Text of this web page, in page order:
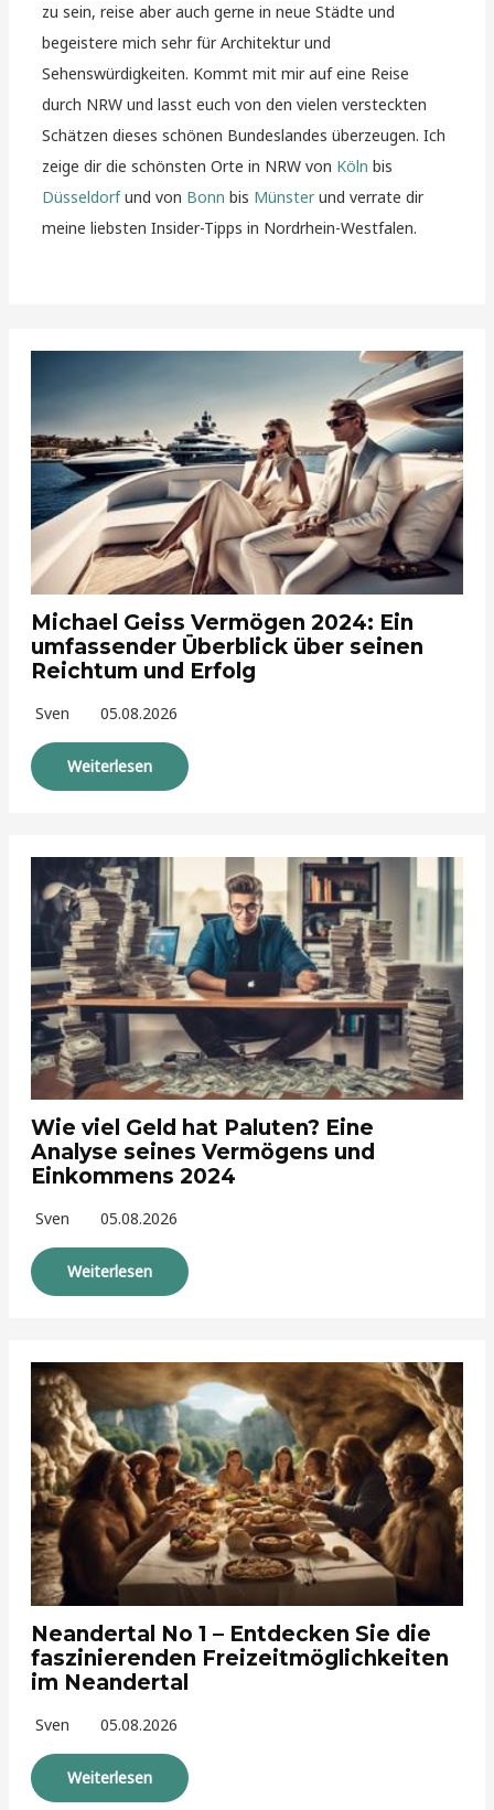
zu sein, reise aber auch gerne in neue Städte und
begeistere mich sehr für Architektur und
Sehenswürdigkeiten. Kommt mit mir auf eine Reise
durch NRW und lasst euch von den vielen versteckten
Schätzen dieses schönen Bundeslandes überzeugen. Ich
zeige dir die schönsten Orte in NRW von Köln bis
Düsseldorfund von Bonn bis Münsterund verrate dir
meine liebsten Insider-Tipps in Nordrhein-Westfalen.
Michael Geiss Vermögen 2024: Ein
umfassender Überblick über seinen
Reichtum und Erfolg
Sven 05.08.2026
Weiterlesen
Wie viel Geld hat Paluten? Eine
Analyse seines Vermögens und
Einkommens 2024
Sven 05.08.2026
Weiterlesen
Neandertal No 1 – Entdecken Sie die
faszinierenden Freizeitmöglichkeiten
im Neandertal
Sven 05.08.2026
Weiterlesen